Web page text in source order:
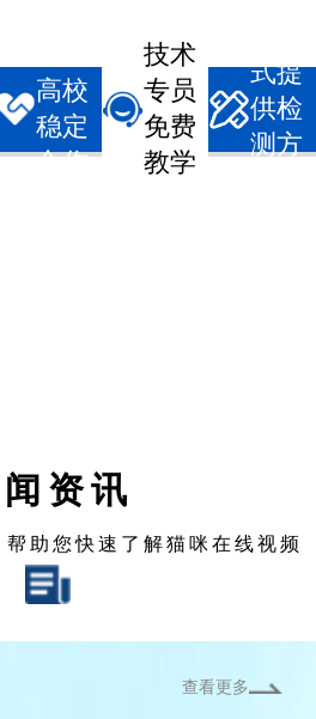
高校
稳定
合作
技术
专员
免费
教学
式提
供检
测方
资讯
助您快速了解猫咪在线视频
查看更多